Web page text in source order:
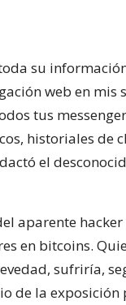
su
web en mis
tus
historiales de
el
aparente
en bitcoins.
sufriría,
de la exposición